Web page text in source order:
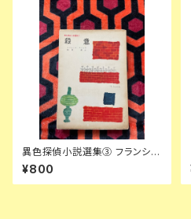
異色探偵小説選集③ フランシ
ス・アイルズ「殺意」延原謙 訳 初
版 装幀:花森安治 日本出版共同
株式会社
¥800